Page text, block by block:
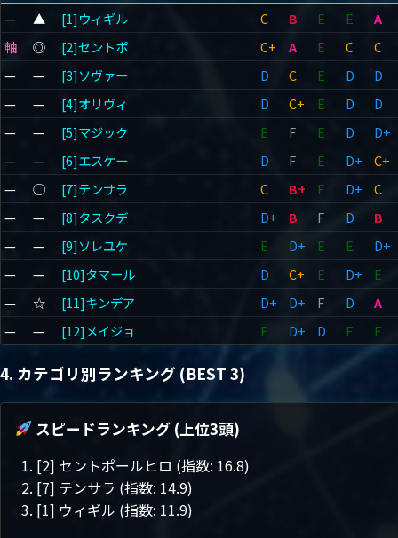
—
▲ [1]ウィギル C B E E
A
軸
◎ [2]セントポ C+ A E C
C
—
— [3]ソヴァー D C E D
D
—
— [4]オリヴィ D C+ E D
D
—
— [5]マジック E F E D
D+
—
— [6]エスケー D F E D+
C+
—
◯ [7]テンサラ C B+ E D+
C
—
— [8]タスクデ D+ B F D
B
—
— [9]ソレユケ E D+ E E
D+
—
— [10]タマール D C+ E D+
E
—
☆ [11]キンデア D+ D+ F D
A
—
— [12]メイジョ E D+ D E E
4. カテゴリ別ランキング (BEST 3)
スピードランキング (上位3頭)
[2] セントポールヒロ (指数: 16.8)
[7] テンサラ (指数: 14.9)
[1] ウィギル (指数: 11.9)